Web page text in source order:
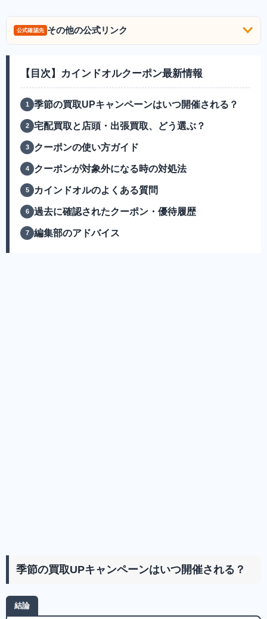
公式確認先 その他の公式リンク
【目次】カインドオルクーポン最新情報
季節の買取UPキャンペーンはいつ開催される？
宅配買取と店頭・出張買取、どう選ぶ？
クーポンの使い方ガイド
クーポンが対象外になる時の対処法
カインドオルのよくある質問
過去に確認されたクーポン・優待履歴
編集部のアドバイス
季節の買取UPキャンペーンはいつ開催される？
結論